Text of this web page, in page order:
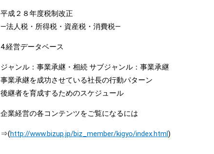
平成２８年度税制改正
―法人税・所得税・資産税・消費税―
4.経営データベース
ジャンル：事業承継・相続 サブジャンル：事業承継
事業承継を成功させている社長の行動パターン
後継者を育成するためのスケジュール
企業経営の各コンテンツをご覧になるには
⇒(http://www.bizup.jp/biz_member/kigyo/index.html)